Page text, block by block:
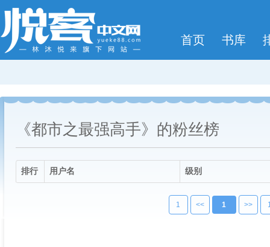
首页 书库
《都市之最强高手》的粉丝榜
排行 用户名 级别
1 << 1 >>